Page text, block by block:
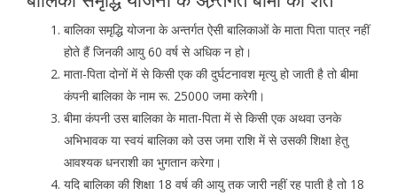
बालिका समृद्धि योजना के अन्तर्गत ऐसी बालिकाओं के माता पिता पात्र नहीं
होते हैं जिनकी आयु 60 वर्ष से अधिक न हो।
माता-पिता दोनों में से किसी एक की दुर्घटनावश मृत्यु हो जाती है तो बीमा
कंपनी बालिका के नाम रू. 25000 जमा करेगी।
बीमा कंपनी उस बालिका के माता-पिता में से किसी एक अथवा उनके
अभिभावक या स्वयं बालिका को उस जमा राशि में से उसकी शिक्षा हेतु
आवश्यक धनराशी का भुगतान करेगा।
यदि बालिका की शिक्षा 18 वर्ष की आयु तक जारी नहीं रह पाती है तो 18